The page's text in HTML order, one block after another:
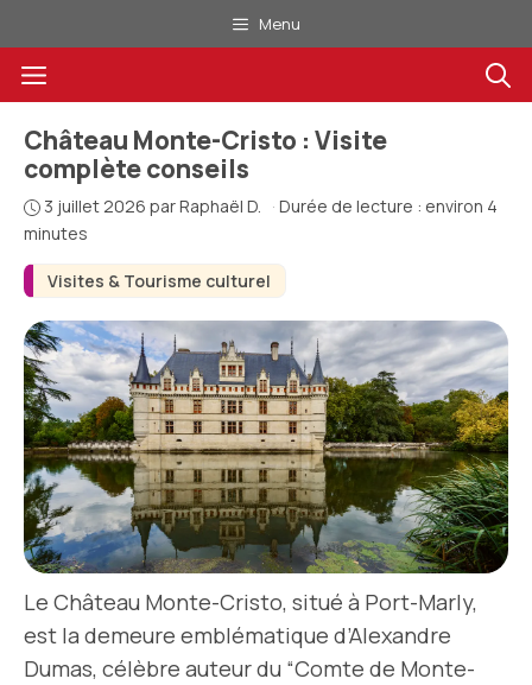
au
contenu
Menu
Menu
Visites & Tourisme culturel
Château Monte-Cristo : Visite
complète conseils
3 juillet 2026 parRaphaël D. · Durée de lecture : environ 4
minutes
Le Château Monte-Cristo, situé à Port-Marly,
est la demeure emblématique d’Alexandre
Dumas, célèbre auteur du “Comte de Monte-